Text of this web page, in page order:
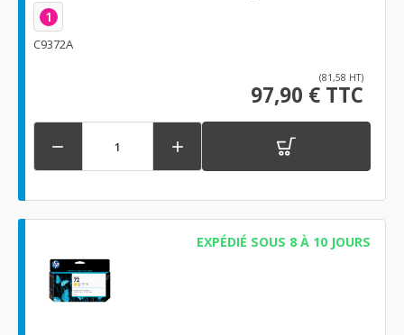
1
C9372A
(81,58 HT)
97,90 € TTC
 
EXPÉDIÉ SOUS 8 À 10 JOURS